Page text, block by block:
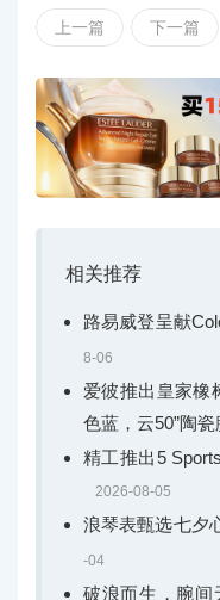
上一篇 下一篇
相关推荐
路易威登呈献
8-06
爱彼推出皇家橡
色蓝，云50”陶瓷
精工推出5
2026-08-05
浪琴表甄选七夕
-04
破浪而生，腕间